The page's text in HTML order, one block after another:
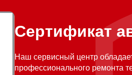
Сертификат
Наш сервисный центр
профессионального ремонта